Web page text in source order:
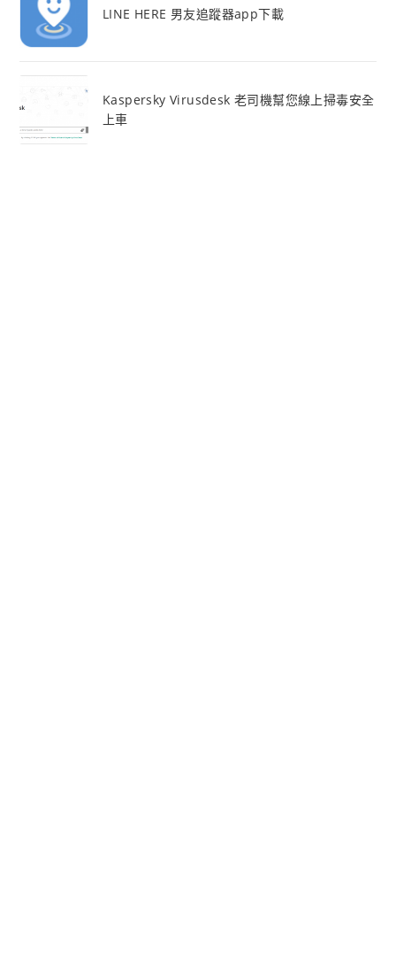
LINE HERE 男友追蹤器app下載
Kaspersky Virusdesk 老司機幫您線上掃毒安全
上車